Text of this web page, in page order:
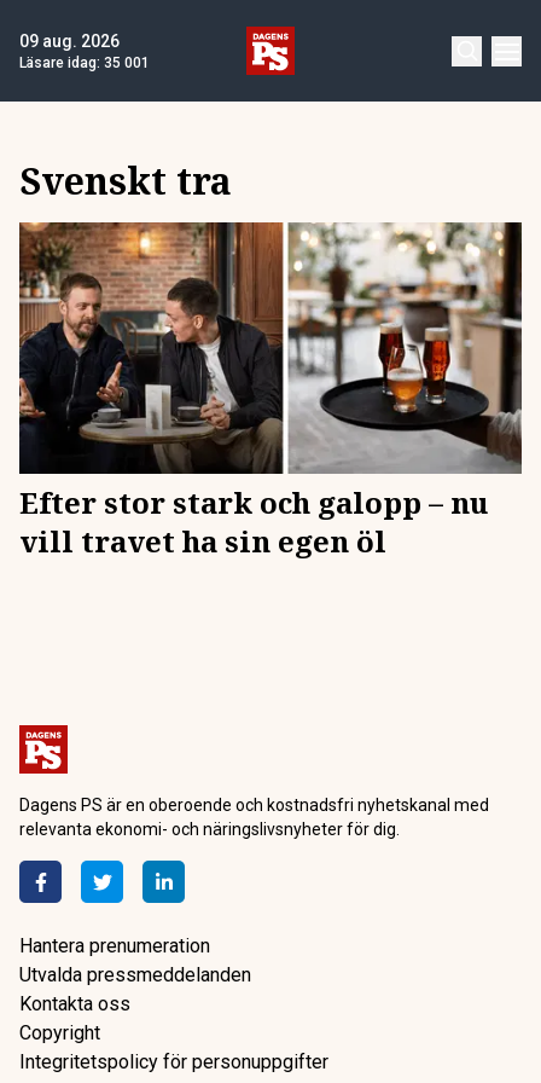
09 aug. 2026
Läsare idag: 35 001
Svenskt tra
Efter stor stark och galopp – nu
vill travet ha sin egen öl
Dagens PS är en oberoende och kostnadsfri nyhetskanal med
relevanta ekonomi- och näringslivsnyheter för dig.
Hantera prenumeration
Utvalda pressmeddelanden
Kontakta oss
Copyright
Integritetspolicy för personuppgifter